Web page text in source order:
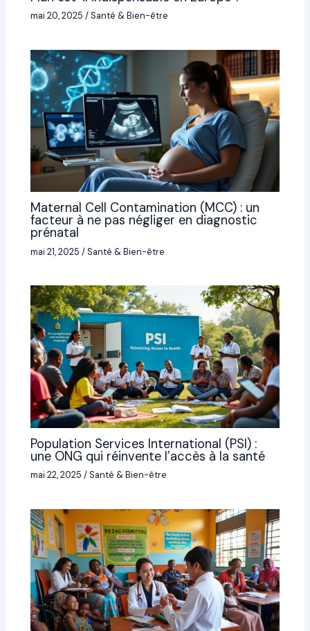
mai 20, 2025/Santé & Bien-être
Maternal Cell Contamination (MCC) : un
facteur à ne pas négliger en diagnostic
prénatal
mai 21, 2025/Santé & Bien-être
Population Services International (PSI) :
une ONG qui réinvente l’accès à la santé
mai 22, 2025/Santé & Bien-être